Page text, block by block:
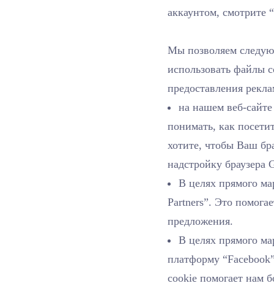
аккаунтом, смотрите
Мы позволяем
использовать файлы
предоставления
на нашем веб-
понимать, как
хотите, чтобы Ваш
надстройку браузера
В целях прямого
Partners”. Это
предложения.
В целях прямого
платформу
cookie помогает нам